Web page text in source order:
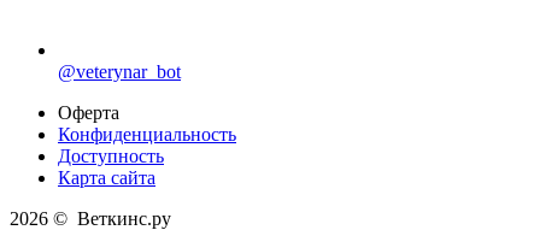
@veterynar_bot
Оферта
Конфиденциальность
Доступность
Карта сайта
2026 © Веткинс.ру